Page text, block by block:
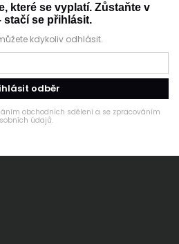
které se vyplatí. Zůstaňte v
stačí se přihlásit.
kdykoliv odhlásit.
odběr
obchodních sdělení a se zpracováním
údajů.